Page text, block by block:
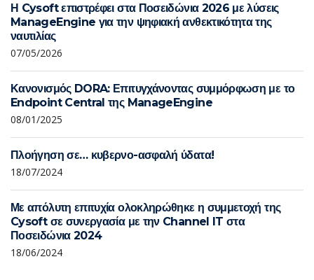
Η Cysoft επιστρέφει στα Ποσειδώνια 2026 με λύσεις
ManageEngine για την ψηφιακή ανθεκτικότητα της
ναυτιλίας
07/05/2026
Κανονισμός DORA: Επιτυγχάνοντας συμμόρφωση με το
Endpoint Central της ManageEngine
08/01/2025
Πλοήγηση σε… κυβερνο-ασφαλή ύδατα!
18/07/2024
Με απόλυτη επιτυχία ολοκληρώθηκε η συμμετοχή της
Cysoft σε συνεργασία με την Channel IT στα
Ποσειδώνια 2024
18/06/2024